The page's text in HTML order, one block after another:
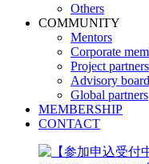
Others
COMMUNITY
Mentors
Corporate
Project partners
Advisory
Global partners
MEMBERSHIP
CONTACT